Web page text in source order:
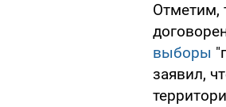
Отметим,
выборы
заявил,